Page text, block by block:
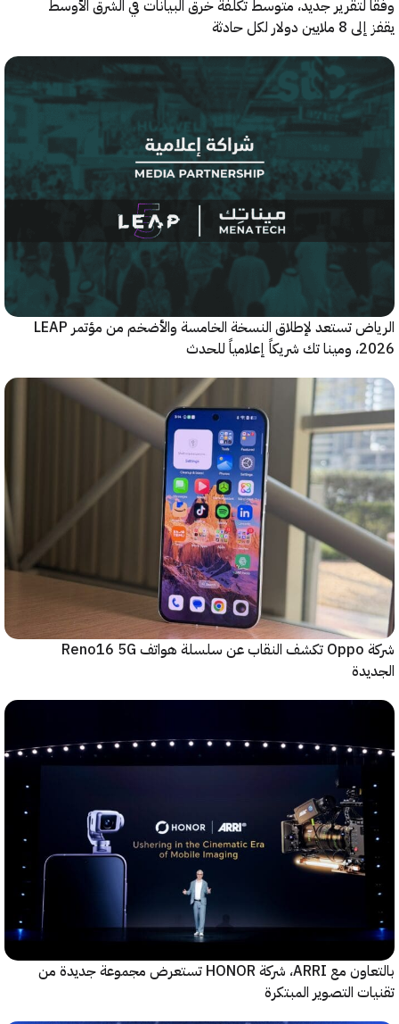
جديد، متوسط تكلفة خرق البيانات في الشرق الأوسط
لكل حادثة
الرياض تستعد لإطلاق النسخة الخامسة والأضخم من مؤتمر LEAP
للحدث
شركة Oppo تكشف النقاب عن سلسلة هواتف Reno16 5G
بالتعاون مع ARRI، شركة HONOR تستعرض مجموعة جديدة من
التصوير المبتكرة